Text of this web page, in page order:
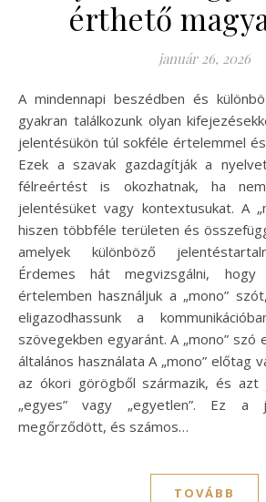
érthető
január 26, 2026
A mindennapi beszédben és különböző szakterületeken
gyakran találkozunk olyan
jelentésükön túl sokféle értelemmel
Ezek a szavak gazdagítják a
félreértést is okozhatnak, ha
jelentésüket vagy kontextusukat. A
hiszen többféle területen és
amelyek különböző
Érdemes hát megvizsgálni,
értelemben használjuk a „mono”
eligazodhassunk a
szövegekben egyaránt. A „mono”
általános használata A „mono” előtag
az ókori görögből származik, és azt
„egyes” vagy „egyetlen”. Ez a
megőrződött, és számos…
TOVÁBB